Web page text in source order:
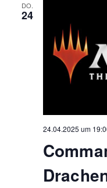
DO.
24
24.04.2025 um